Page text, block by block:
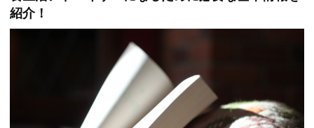
紹介！